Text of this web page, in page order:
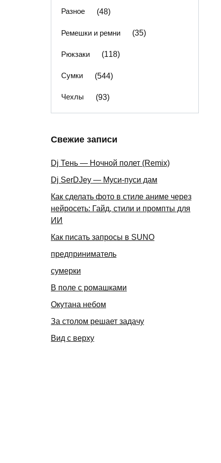
Разное (48)
Ремешки и ремни (35)
Рюкзаки (118)
Сумки (544)
Чехлы (93)
Свежие записи
Dj Тень — Ночной полет (Remix)
Dj SerDJey — Муси-пуси дам
Как сделать фото в стиле аниме через
нейросеть: Гайд, стили и промпты для
ИИ
Как писать запросы в SUNO
предприниматель
сумерки
В поле с ромашками
Окутана небом
За столом решает задачу
Вид с верху